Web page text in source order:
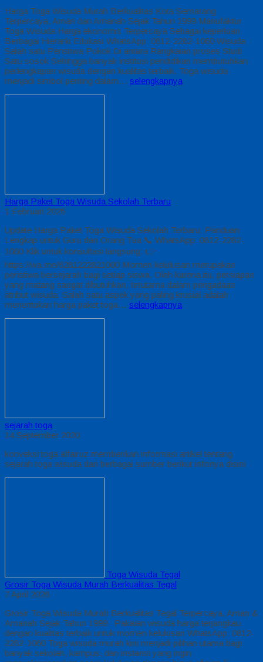
Harga Toga Wisuda Murah Berkualitas Kota Semarang
Terpercaya, Aman dan Amanah Sejak Tahun 1999 Manufaktur
Toga Wisuda Harga ekonomis Terpercaya Sebagai keperluan
Berbagai Hierarki Edukasi WhatsApp: 0812-2282-1060 Wisuda
Salah satu Peristiwa Pokok Di antara Rangkaian proses Studi
Satu sosok Sehingga banyak institusi pendidikan membutuhkan
perlengkapan wisuda dengan kualitas terbaik. Toga wisuda
menjadi simbol penting dalam… selengkapnya
Harga Paket Toga Wisuda Sekolah Terbaru
1 Februari 2026
Update Harga Paket Toga Wisuda Sekolah Terbaru: Panduan
Lengkap untuk Guru dan Orang Tua 📞 WhatsApp: 0812-2282-
1060 Klik untuk konsultasi langsung: 👉
https://wa.me/6281222821060 Momen kelulusan merupakan
peristiwa bersejarah bagi setiap siswa. Oleh karena itu, persiapan
yang matang sangat dibutuhkan, terutama dalam pengadaan
atribut wisuda. Salah satu aspek yang paling krusial adalah
menentukan harga paket toga… selengkapnya
sejarah toga
14 September 2020
konveksi toga alfairuz memberikan informasi artikel tentang
sejarah toga wisuda dari berbagai sumber berikut infonya disini
Toga Wisuda Tegal
Grosir Toga Wisuda Murah Berkualitas Tegal
7 April 2026
Grosir Toga Wisuda Murah Berkualitas Tegal Terpercaya, Aman &
Amanah Sejak Tahun 1999 Pakaian wisuda harga terjangkau
dengan kualitas terbaik untuk momen kelulusan WhatsApp: 0812-
2282-1060 Toga wisuda murah kini menjadi pilihan utama bagi
banyak sekolah, kampus, dan instansi yang ingin